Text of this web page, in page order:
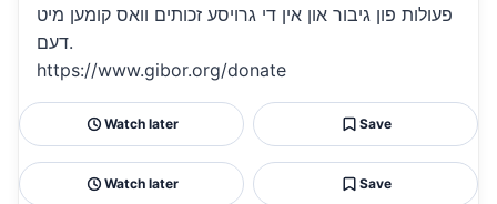
פעולות פון גיבור און אין די גרויסע זכותים וואס קומען מיט
דעם.
https://www.gibor.org/donate
Watch later Save
Watch later Save